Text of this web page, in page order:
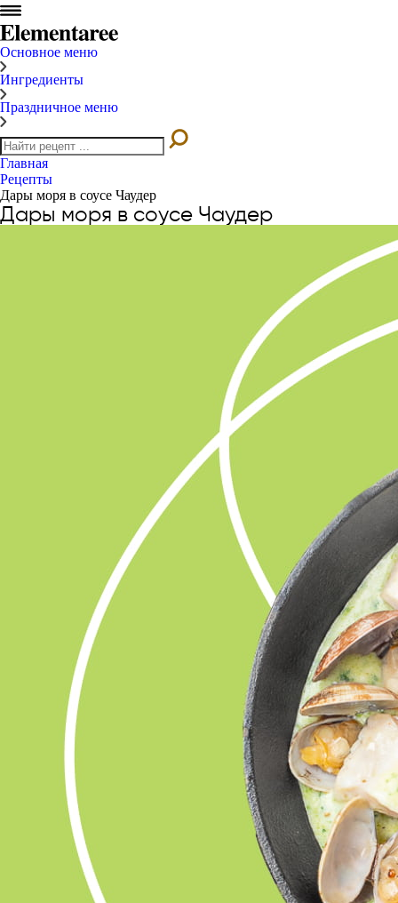
Основное меню
Ингредиенты
Праздничное меню
Главная
Рецепты
Дары моря в соусе Чаудер
Дары моря в соусе Чаудер